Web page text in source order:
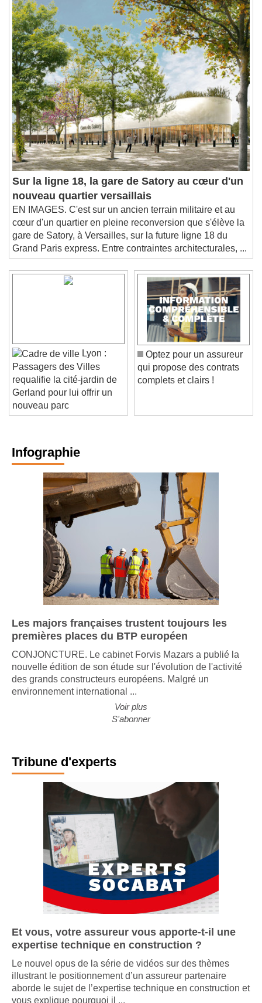
Sur la ligne 18, la gare de Satory au cœur d'un
nouveau quartier versaillais
EN IMAGES. C'est sur un ancien terrain militaire et au
cœur d'un quartier en pleine reconversion que s'élève la
gare de Satory, à Versailles, sur la future ligne 18 du
Grand Paris express. Entre contraintes architecturales, ...
Lyon :
Passagers des Villes
requalifie la cité-jardin de
Gerland pour lui offrir un
nouveau parc
Optez pour un assureur
qui propose des contrats
Infographie
Les majors françaises trustent toujours les
premières places du BTP européen
CONJONCTURE. Le cabinet Forvis Mazars a publié la
nouvelle édition de son étude sur l'évolution de l'activité
des grands constructeurs européens. Malgré un
Voir plus
Tribune d'experts
Et vous, votre assureur vous apporte-t-il une
expertise technique en construction ?
Le nouvel opus de la série de vidéos sur des thèmes
illustrant le positionnement d’un assureur partenaire
aborde le sujet de l’expertise technique en construction et